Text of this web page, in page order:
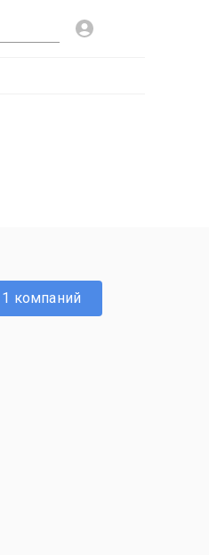
компаний